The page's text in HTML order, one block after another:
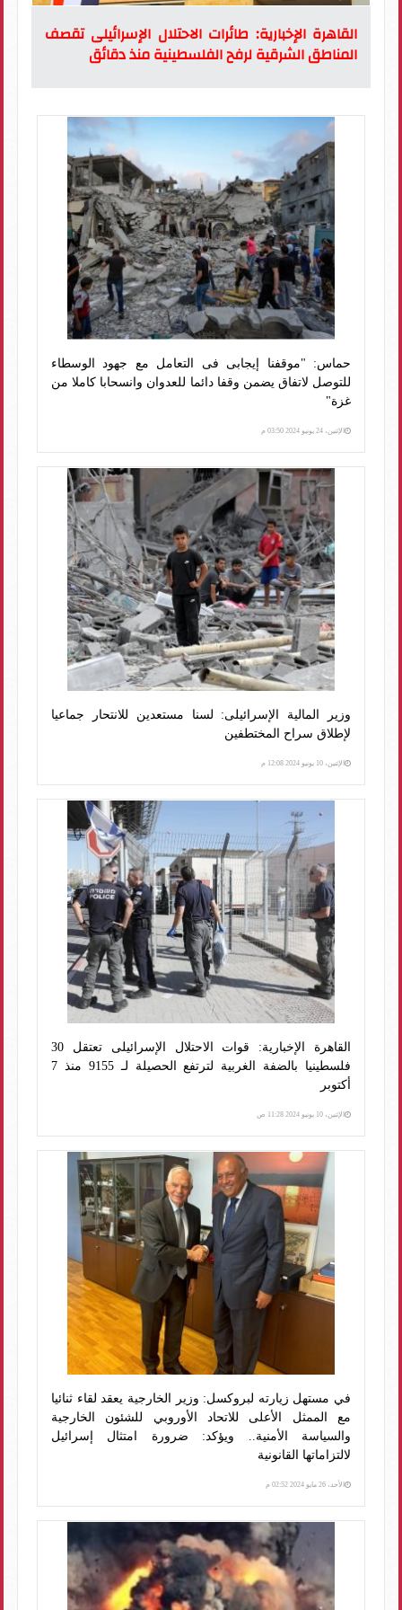
القاهرة الإخبارية: طائرات الاحتلال الإسرائيلى تقصف
المناطق الشرقية لرفح الفلسطينية منذ دقائق
حماس: "موقفنا إيجابى فى التعامل مع جهود الوسطاء
للتوصل لاتفاق يضمن وقفا دائما للعدوان وانسحابا كاملا من
غزة"
الإثنين، 24 يونيو 2024 03:50 م
وزير المالية الإسرائيلى: لسنا مستعدين للانتحار جماعيا
لإطلاق سراح المختطفين
الإثنين، 10 يونيو 2024 12:08 م
القاهرة الإخبارية: قوات الاحتلال الإسرائيلى تعتقل 30
فلسطينيا بالضفة الغربية لترتفع الحصيلة لـ 9155 منذ 7
أكتوبر
الإثنين، 10 يونيو 2024 11:28 ص
في مستهل زيارته لبروكسل: وزير الخارجية يعقد لقاء ثنائيا
مع الممثل الأعلى للاتحاد الأوروبي للشئون الخارجية
والسياسة الأمنية.. ويؤكد: ضرورة امتثال إسرائيل
لالتزاماتها القانونية
الأحد، 26 مايو 2024 02:52 م